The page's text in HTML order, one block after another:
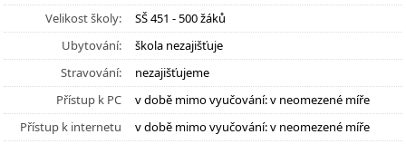
Velikost školy:
SŠ 451 - 500 žáků
Ubytování:
škola nezajišťuje
Stravování:
nezajišťujeme
Přístup k PC
v době mimo vyučování: v neomezené míře
Přístup k internetu
v době mimo vyučování: v neomezené míře